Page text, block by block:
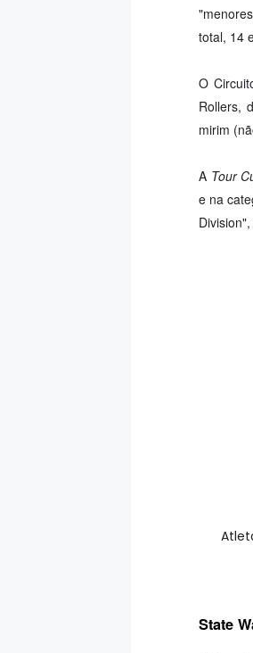
total, 14
O
Rollers,
mirim
A Tour
e na
State